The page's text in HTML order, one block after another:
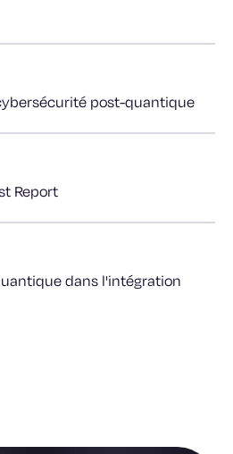
post-quantique
Report
dans l'intégration